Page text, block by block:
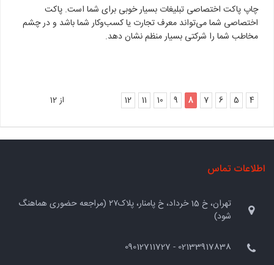
چاپ پاکت اختصاصی تبلیغات بسیار خوبی برای شما است. پاکت
اختصاصی شما می‌تواند معرف تجارت یا کسب‌وکار شما باشد و در چشم
مخاطب شما را شرکتی بسیار منظم نشان دهد.
4
5
6
7
8
9
10
11
12 از 12
اطلاعات تماس
تهران، خ 15 خرداد، خ پامنار، پلاک۲۷ (مراجعه حضوری هماهنگ
شود)
02133917838 - 09012711727